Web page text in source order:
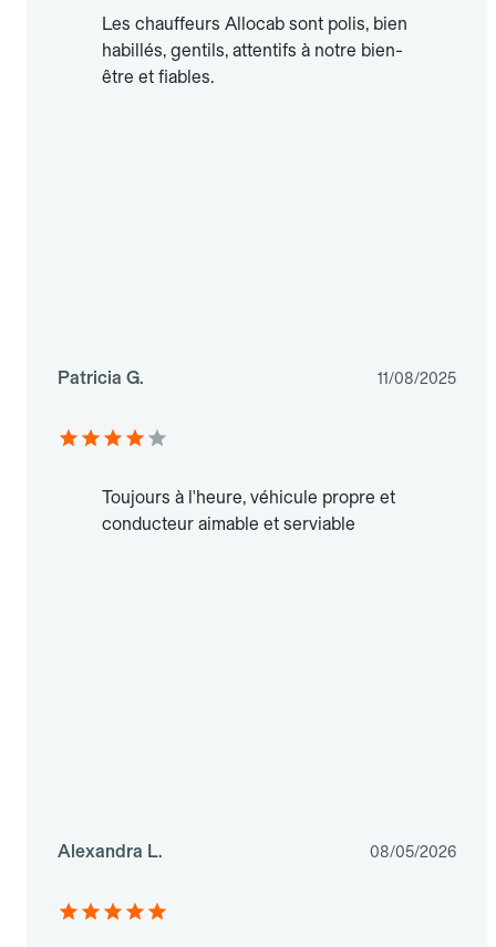
Les chauffeurs Allocab sont polis, bien
habillés, gentils, attentifs à notre bien-
être et fiables.
Patricia G. 11/08/2025
Toujours à l'heure, véhicule propre et
conducteur aimable et serviable
Alexandra L. 08/05/2026